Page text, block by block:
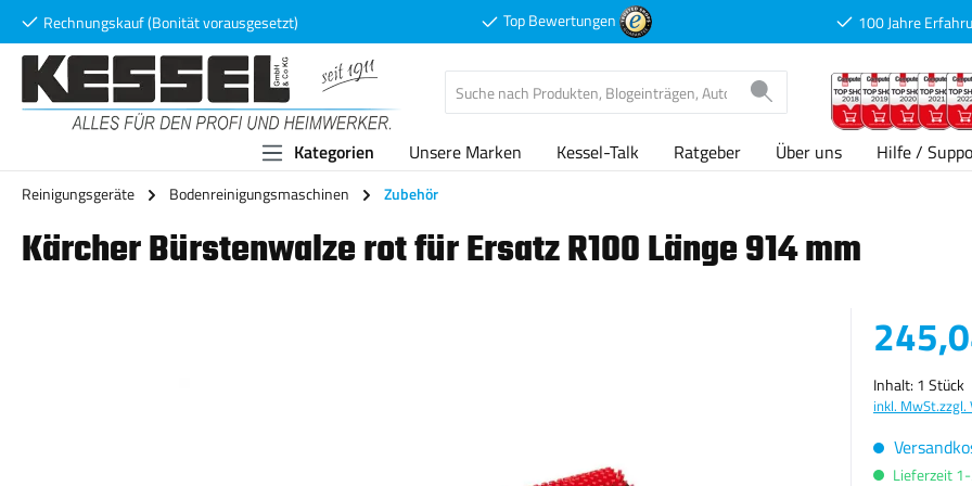
Hauptinhalt springen
Zur Suche springen
Zur Hauptnavigation springen
Rechnungskauf (Bonität vorausgesetzt) Top Bewertungen 100 Jahre
Kategorien Unsere Marken Kessel-Talk Ratgeber Über uns Hilfe /
Reinigungsgeräte Bodenreinigungsmaschinen Zubehör
Kärcher Bürstenwalze rot für Ersatz R100 Länge 914 mm
Verkaufspreis:
Inhalt: 1 Stück
inkl. MwSt.zzgl.
Lieferzeit